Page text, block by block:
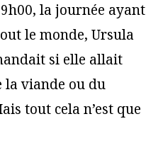
la journée ayant
le monde, Ursula
si elle allait
viande ou du
tout cela n’est que